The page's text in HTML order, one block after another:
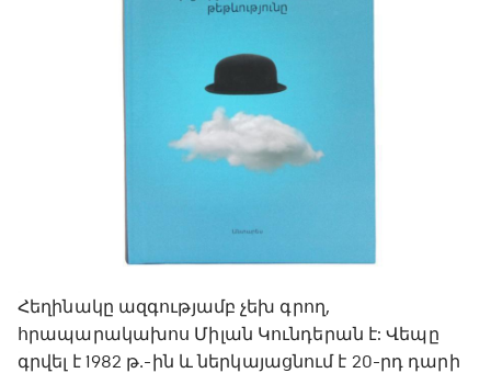
Հեղինակը ազգությամբ չեխ գրող,
հրապարակախոս Միլան Կունդերան է: Վեպը
գրվել է 1982 թ․-ին և ներկայացնում է 20-րդ դարի